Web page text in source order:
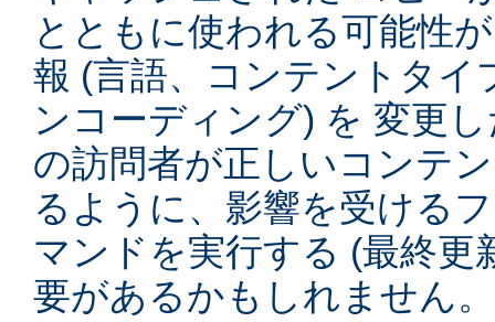
とともに使われる可能性
報 (言語、コンテントタイ
ンコーディング) を 変更
の訪問者が正しいコンテ
るように、影響を受ける
マンドを実行する (最終更
要があるかもしれません。